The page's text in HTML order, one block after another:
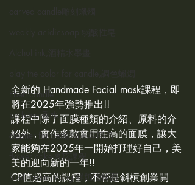
Eben candle
perfume 香水
cleaner for pet寵物美容用品
flower cake擠花課程
fresh cream icing 鮮奶油抹面
全新的 Handmade Facial mask課程，即
將在2025年強勢推出!!
課程中除了面膜種類的介紹、原料的介
紹外，實作多款實用性高的面膜，讓大
家能夠在2025年一開始打理好自己，美
美的迎向新的一年!!
CP值超高的課程，不管是斜槓創業開